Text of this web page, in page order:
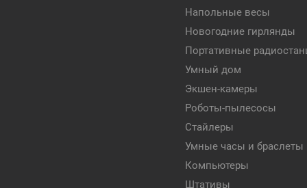
Напольные весы
Новогодние гирлянды
Портативные
Умный дом
Экшен-камеры
Роботы-пылесосы
Стайлеры
Умные часы и браслеты
Компьютеры
Штативы